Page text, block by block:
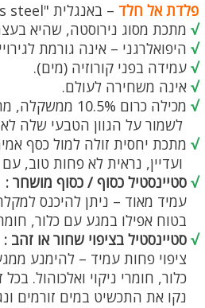
פלדת אל חלד – באנגלית "stainless steel" סטיינלס סטיל.
√ מתכת מסוג נירוסטה, שהיא
√ היפואלרגני – אינה גורמת
√ עמידה בפני קורוזיה (מים).
√ אינה משחירה לעולם.
√ מכילה כרום 10.5% ממשקלה, מה שמסייע
לשמור על הגוון הטבעי שלה
√ מתכת יחסית זולה למול כסף
ועדיין, נראית לא פחות טוב,
√ סטיינסטיל כסוף / כסוף מושחר :
עמיד מאוד – ניתן להיכנס
בטוח אפילו במגע עם כלור,
√ סטיינסטיל בציפוי שחור או זהב :
ציפוי פחות עמיד – להימנע
כלור, חומרי ניקוי ואלכוהול.
נקו את התכשיט במים זורמים